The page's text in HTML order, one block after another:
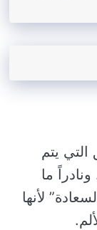
التي يتم
ما
لأنها